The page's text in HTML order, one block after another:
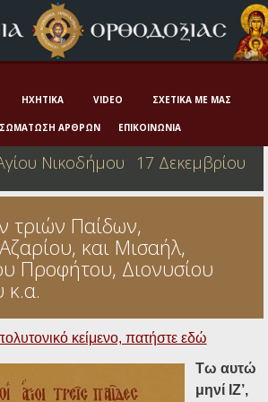
μας
ΗΧΗΤΙΚΆ VIDEO ΣΧΕΤΙΚΆ ΜΕ ΜΑΣ
ΆΡΘΡΩΝ ΕΠΙΚΟΙΝΩΝΊΑ
Νικοδήμου 17 Δεκεμβρίου
τριών Παίδων,
και Μισαήλ,
Προφήτου, Διονυσίου
κ.α.
κείμενο, πατήστε εδώ
Τω αυτώ
μηνί ΙΖ’,